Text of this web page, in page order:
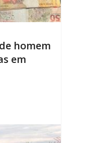
homem
em